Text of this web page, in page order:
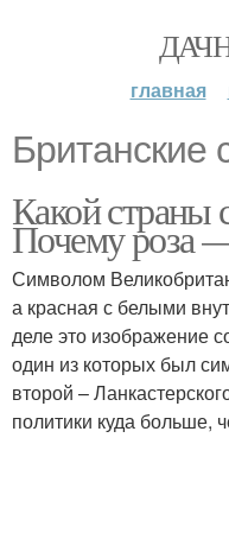
главная
Британские
Какой страны
Почему роза
Символом
а красная с белыми
деле это изображение
один из которых был
второй –
политики куда больше,